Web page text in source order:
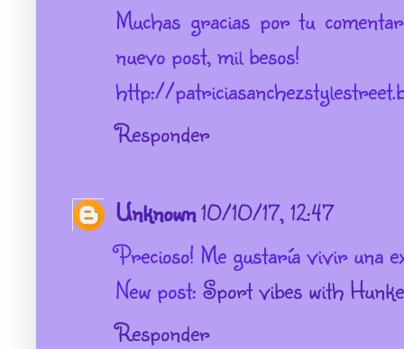
Muchas gracias por tu
nuevo post, mil besos!
http://
Responder
Unknown10/10/17, 12:47
Precioso! Me gustaría vivir una
New post: Sport vibes with
Responder